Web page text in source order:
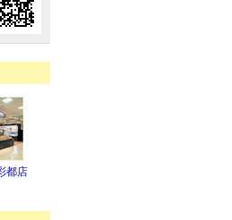
都店